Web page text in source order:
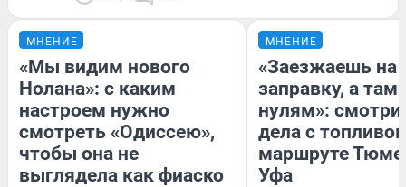
МНЕНИЕ
«Мы видим нового
Нолана»: с каким
настроем нужно
смотреть «Одиссею»,
чтобы она не
выглядела как фиаско
МНЕНИЕ
«Заезжаешь на
заправку, а там
нулям»:
дела с
маршруте
Уфа